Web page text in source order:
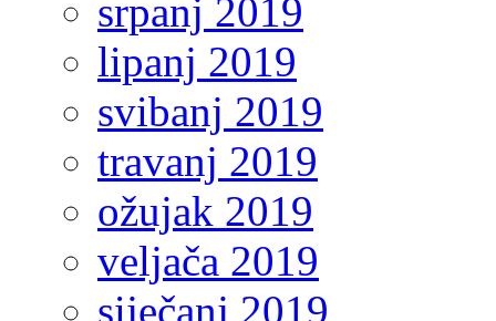
srpanj 2019
lipanj 2019
svibanj 2019
travanj 2019
ožujak 2019
veljača 2019
siječanj 2019